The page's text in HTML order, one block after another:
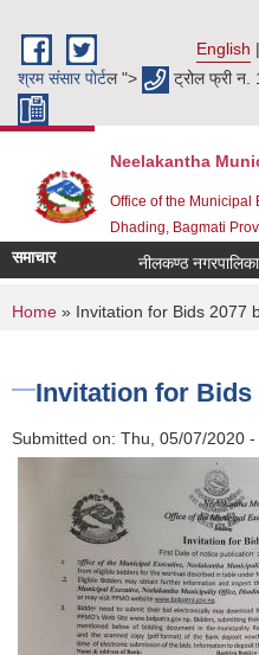
English
श्रम संसार पाेर्टल "> ट्रोल फ्री
Neelakantha
Office of the Municipal
Dhading, Bagmati
समाचार नीलकण्ठ
You are here
Home » Invitation for Bids 2077
Invitation for Bids
Submitted on: Thu, 05/07/2020